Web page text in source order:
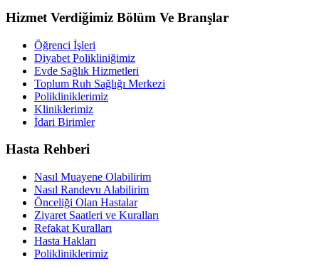
Hizmet Verdiğimiz Bölüm Ve Branşlar
Öğrenci İşleri
Diyabet Polikliniğimiz
Evde Sağlık Hizmetleri
Toplum Ruh Sağlığı Merkezi
Polikliniklerimiz
Kliniklerimiz
İdari Birimler
Hasta Rehberi
Nasıl Muayene Olabilirim
Nasıl Randevu Alabilirim
Önceliği Olan Hastalar
Ziyaret Saatleri ve Kuralları
Refakat Kuralları
Hasta Hakları
Polikliniklerimiz